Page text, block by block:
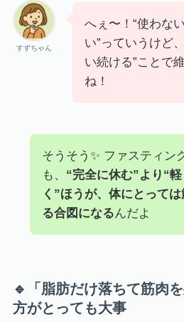
すずちゃん
へぇ〜！“使わな
い”っていうけど
い続ける”ことで
ね！
そうそう✨ ファスティン
も、 “完全に休む”より“
く”ほうが、体にとって
る合図になるんだよ
🔹「脂肪だけ落ちて筋肉
方がとっても大事